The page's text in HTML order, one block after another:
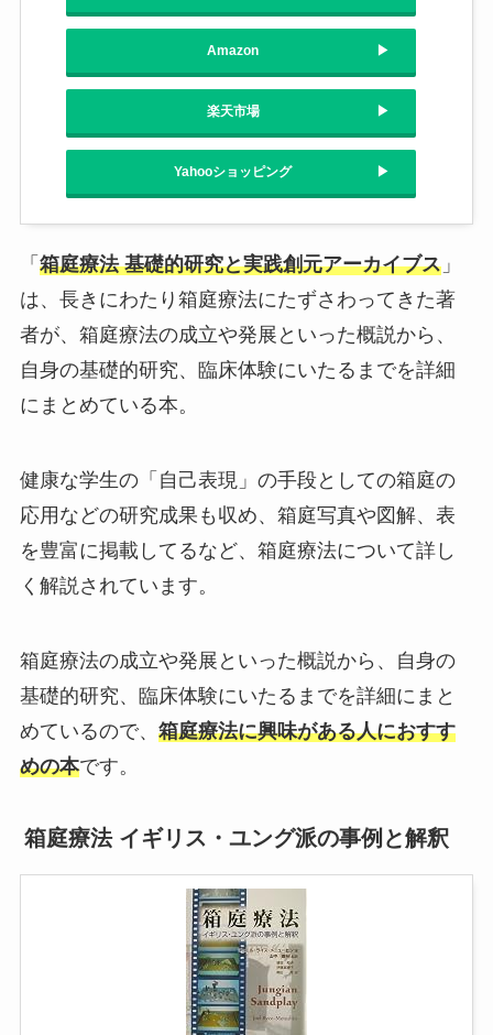
Amazon
楽天市場
Yahooショッピング
「 箱庭療法 基礎的研究と実践創元アーカイブス」
は、長きにわたり箱庭療法にたずさわってきた著
者が、箱庭療法の成立や発展といった概説から、
自身の基礎的研究、臨床体験にいたるまでを詳細
にまとめている本。
健康な学生の「自己表現」の手段としての箱庭の
応用などの研究成果も収め、箱庭写真や図解、表
を豊富に掲載してるなど、箱庭療法について詳し
く解説されています。
箱庭療法の成立や発展といった概説から、自身の
基礎的研究、臨床体験にいたるまでを詳細にまと
めているので、 箱庭療法に興味がある人におすす
めの本です。
箱庭療法 イギリス・ユング派の事例と解釈